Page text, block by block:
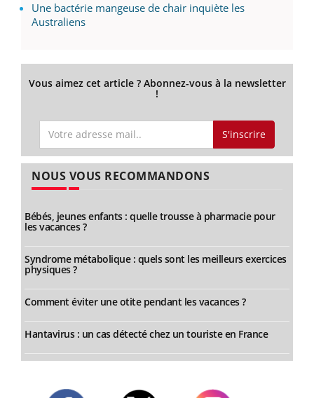
Une bactérie mangeuse de chair inquiète les
Australiens
Vous aimez cet article ? Abonnez-vous à la newsletter
!
S'inscrire
NOUS VOUS RECOMMANDONS
Bébés, jeunes enfants : quelle trousse à pharmacie pour
les vacances ?
Syndrome métabolique : quels sont les meilleurs exercices
physiques ?
Comment éviter une otite pendant les vacances ?
Hantavirus : un cas détecté chez un touriste en France